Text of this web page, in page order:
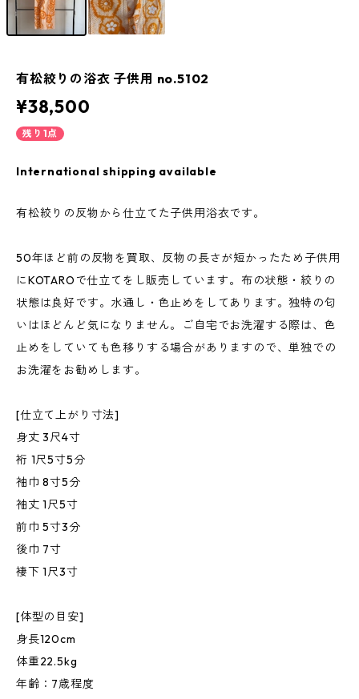
有松絞りの浴衣 子供用 no.5102
¥38,500
残り1点
International shipping available
有松絞りの反物から仕立てた子供用浴衣です。
50年ほど前の反物を買取、反物の長さが短かったため子供用
にKOTAROで仕立てをし販売しています。布の状態・絞りの
状態は良好です。水通し・色止めをしてあります。独特の匂
いはほどんど気になりません。ご自宅でお洗濯する際は、色
止めをしていても色移りする場合がありますので、単独での
お洗濯をお勧めします。
[仕立て上がり寸法]
身丈 3尺4寸
裄 1尺5寸5分
袖巾 8寸5分
袖丈 1尺5寸
前巾 5寸3分
後巾 7寸
褄下 1尺3寸
[体型の目安]
身長120cm
体重22.5kg
年齢：7歳程度